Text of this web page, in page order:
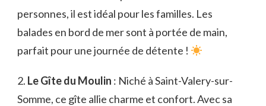
personnes, il est idéal pour les familles. Les
balades en bord de mer sont à portée de main,
parfait pour une journée de détente !
2. Le Gîte du Moulin : Niché à Saint-Valery-sur-
Somme, ce gîte allie charme et confort. Avec sa